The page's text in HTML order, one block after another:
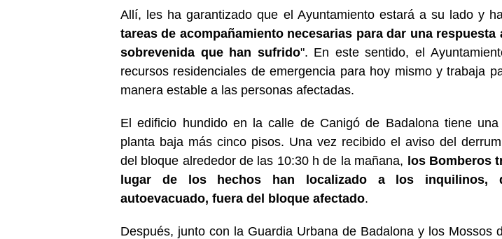
Allí, les ha garantizado que el Ayuntamiento estará a su lado y
tareas de acompañamiento necesarias para dar una respuesta
sobrevenida que han sufrido". En este sentido, el
recursos residenciales de emergencia para hoy mismo y trabaja
manera estable a las personas afectadas.
El edificio hundido en la calle de Canigó de Badalona tiene
planta baja más cinco pisos. Una vez recibido el aviso del
del bloque alrededor de las 10:30 h de la mañana, los Bomberos
lugar de los hechos han localizado a los inquilinos,
autoevacuado, fuera del bloque afectado.
Después, junto con la Guardia Urbana de Badalona y los Mossos